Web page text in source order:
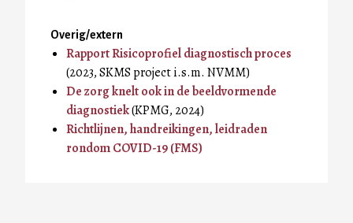
Overig/extern
Rapport Risicoprofiel diagnostisch proces
(2023, SKMS project i.s.m. NVMM)
De zorg knelt ook in de beeldvormende
diagnostiek(KPMG, 2024)
Richtlijnen, handreikingen, leidraden
rondom COVID-19 (FMS)